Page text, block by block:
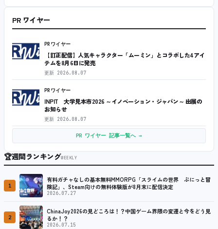
PR ワイヤー
PRワイヤー
【訂正配信】人気キャラクター「ムーミン」とコラボした4アイ
テムを8月6日に発売
更新 2026.08.07
PRワイヤー
INPIT 大学見本市2026 ～イノベーション・ジャパン～ 出展の
お知らせ
更新 2026.08.07
PR ワイヤー 記事一覧へ →
🏆週間ランキングWEEKLY
1
有料ガチャなしの基本無料MMORPG「スライムの世界 ぷにっと冒
険記」、Steam向けの無料体験版が8月末に配信決定
2026.07.27
2
ChinaJoy2026の見どころは！？中国ゲーム界隈の変遷と今をどう見
るか！？
2026.07.15